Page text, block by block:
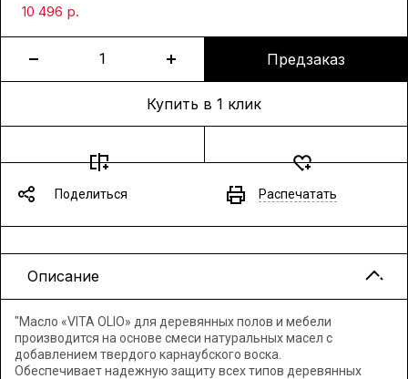
10 496 р.
Предзаказ
Купить в 1 клик
Поделиться Распечатать
Описание
"Масло «VITA OLIO» для деревянных полов и мебели
производится на основе смеси натуральных масел с
добавлением твердого карнаубского воска.
Обеспечивает надежную защиту всех типов деревянных